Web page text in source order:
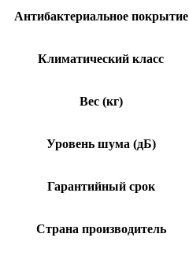
Антибактериальное покрытие
Климатический класс
Вес (кг)
Уровень шума (дБ)
Гарантийный срок
Страна производитель